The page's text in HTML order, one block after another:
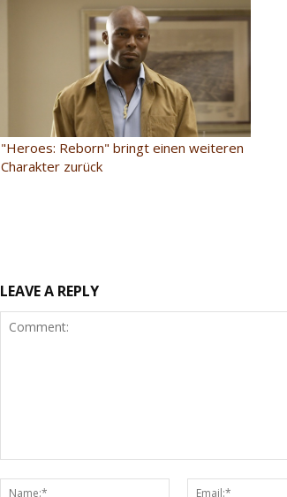
"Heroes: Reborn" bringt einen weiteren
Charakter zurück
LEAVE A REPLY
Name:*